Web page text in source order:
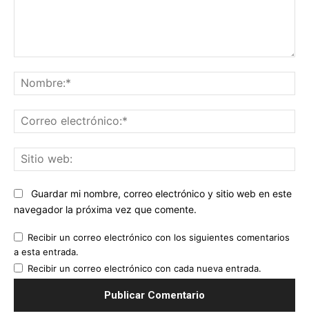
Guardar mi nombre, correo electrónico y sitio web en este
navegador la próxima vez que comente.
Recibir un correo electrónico con los siguientes comentarios
a esta entrada.
Recibir un correo electrónico con cada nueva entrada.